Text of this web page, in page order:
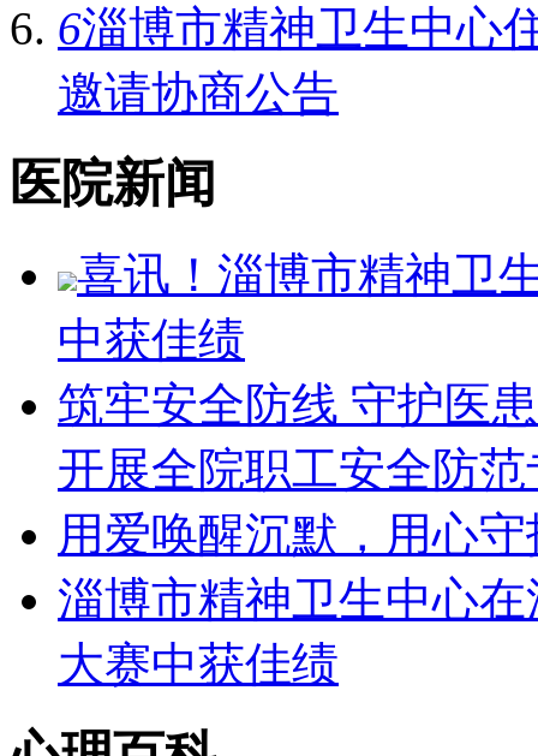
6淄博市精神卫生中心
邀请协商公告
医院新闻
喜讯！淄博市精神卫
中获佳绩
筑牢安全防线 守护医
开展全院职工安全防
用爱唤醒沉默，用心
淄博市精神卫生中心
大赛中获佳绩